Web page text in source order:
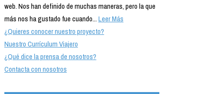
web. Nos han definido de muchas maneras, pero la que
más nos ha gustado fue cuando...Leer Más
¿Quieres conocer nuestro proyecto?
Nuestro Currículum Viajero
¿Qué dice la prensa de nosotros?
Contacta con nosotros